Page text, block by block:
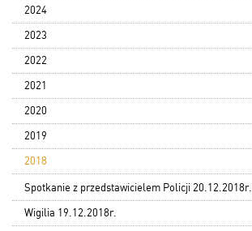
2024
2023
2022
2021
2020
2019
2018
Spotkanie z przedstawicielem Policji 20.12.2018r.
Wigilia 19.12.2018r.